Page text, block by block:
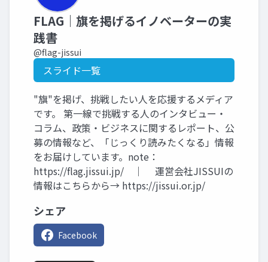
FLAG｜旗を掲げるイノベーターの実
践書
@flag-jissui
スライド一覧
"旗"を掲げ、挑戦したい人を応援するメディア
です。 第一線で挑戦する人のインタビュー・
コラム、政策・ビジネスに関するレポート、公
募の情報など、「じっくり読みたくなる」情報
をお届けしています。note：
https://flag.jissui.jp/ ｜ 運営会社JISSUIの
情報はこちらから→ https://jissui.or.jp/
シェア
Facebook